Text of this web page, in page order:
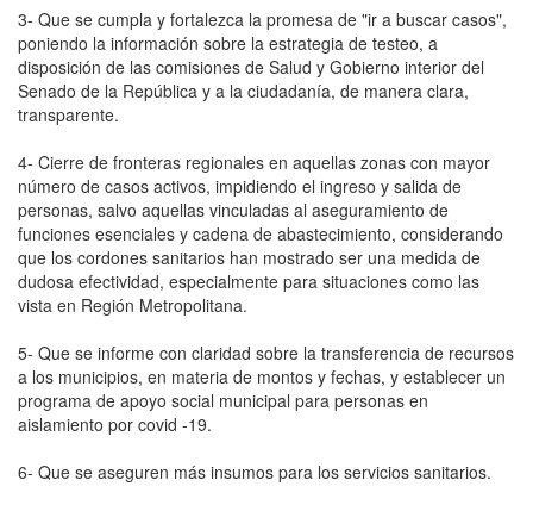
3- Que se cumpla y fortalezca la promesa de "ir a buscar casos",
poniendo la información sobre la estrategia de testeo, a
disposición de las comisiones de Salud y Gobierno interior del
Senado de la República y a la ciudadanía, de manera clara,
transparente.
4- Cierre de fronteras regionales en aquellas zonas con mayor
número de casos activos, impidiendo el ingreso y salida de
personas, salvo aquellas vinculadas al aseguramiento de
funciones esenciales y cadena de abastecimiento, considerando
que los cordones sanitarios han mostrado ser una medida de
dudosa efectividad, especialmente para situaciones como las
vista en Región Metropolitana.
5- Que se informe con claridad sobre la transferencia de recursos
a los municipios, en materia de montos y fechas, y establecer un
programa de apoyo social municipal para personas en
aislamiento por covid -19.
6- Que se aseguren más insumos para los servicios sanitarios.